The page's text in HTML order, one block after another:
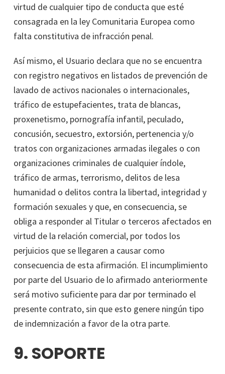
virtud de cualquier tipo de conducta que esté
consagrada en la ley Comunitaria Europea como
falta constitutiva de infracción penal.
Así mismo, el Usuario declara que no se encuentra
con registro negativos en listados de prevención de
lavado de activos nacionales o internacionales,
tráfico de estupefacientes, trata de blancas,
proxenetismo, pornografía infantil, peculado,
concusión, secuestro, extorsión, pertenencia y/o
tratos con organizaciones armadas ilegales o con
organizaciones criminales de cualquier índole,
tráfico de armas, terrorismo, delitos de lesa
humanidad o delitos contra la libertad, integridad y
formación sexuales y que, en consecuencia, se
obliga a responder al Titular o terceros afectados en
virtud de la relación comercial, por todos los
perjuicios que se llegaren a causar como
consecuencia de esta afirmación. El incumplimiento
por parte del Usuario de lo afirmado anteriormente
será motivo suficiente para dar por terminado el
presente contrato, sin que esto genere ningún tipo
de indemnización a favor de la otra parte.
9. SOPORTE